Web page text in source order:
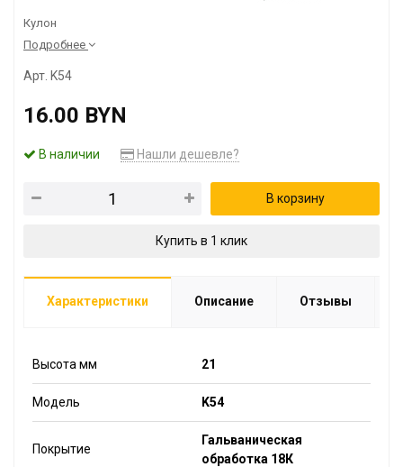
Кулон
Подробнее
Арт. K54
16.00 BYN
В наличии Нашли дешевле?
В корзину
Купить в 1 клик
Характеристики Описание Отзывы
Высота мм 21
Модель K54
Покрытие
Гальваническая
обработка 18К